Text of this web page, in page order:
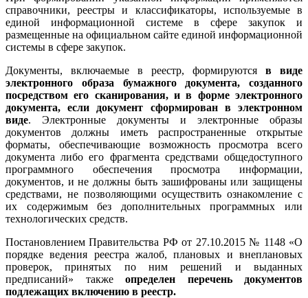
справочники, реестры и классификаторы, используемые в
единой информационной системе в сфере закупок и
размещенные на официальном сайте единой информационной
системы в сфере закупок.
Документы, включаемые в реестр, формируются в виде
электронного образа бумажного документа, созданного
посредством его сканирования, и в форме электронного
документа, если документ сформирован в электронном
виде. Электронные документы и электронные образы
документов должны иметь распространенные открытые
форматы, обеспечивающие возможность просмотра всего
документа либо его фрагмента средствами общедоступного
программного обеспечения просмотра информации,
документов, и не должны быть зашифрованы или защищены
средствами, не позволяющими осуществить ознакомление с
их содержимым без дополнительных программных или
технологических средств.
Постановлением Правительства РФ от 27.10.2015 № 1148 «О
порядке ведения реестра жалоб, плановых и внеплановых
проверок, принятых по ним решений и выданных
предписаний» также определен перечень документов
подлежащих включению в реестр.